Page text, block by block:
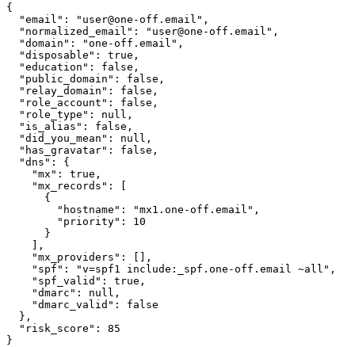
{
  "email": "user@one-off.email",
  "normalized_email": "user@one-off.email",
  "domain": "one-off.email",
  "disposable": true,
  "education": false,
  "public_domain": false,
  "relay_domain": false,
  "role_account": false,
  "role_type": null,
  "is_alias": false,
  "did_you_mean": null,
  "has_gravatar": false,
  "dns": {
    "mx": true,
    "mx_records": [
      {
        "hostname": "mx1.one-off.email",
        "priority": 10
      }
    ],
    "mx_providers": [],
    "spf": "v=spf1 include:_spf.one-off.email ~all",
    "spf_valid": true,
    "dmarc": null,
    "dmarc_valid": false
  },
  "risk_score": 85
}